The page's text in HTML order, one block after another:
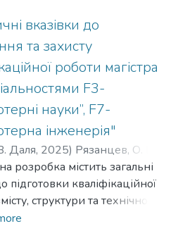
вказівки до
та захисту
роботи магістра
F3-
науки”, F7-
інженерія"
Даля, 2025) Рязанцев, О. І.
О.;Критська, Я. О.
розробка містить загальні
підготовки кваліфікаційної
структури та технічного
пояснювальної записки.